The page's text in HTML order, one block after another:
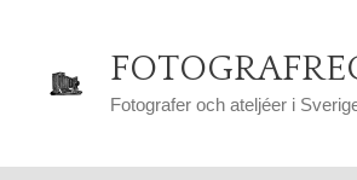
Fotografer och ateljéer i